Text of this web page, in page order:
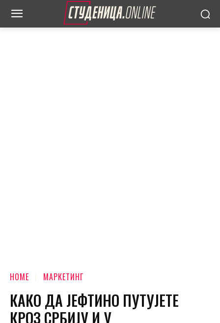
HOME МАРКЕТИНГ
КАКО ДА ЈЕФТИНО ПУТУЈЕТЕ
КРОЗ СРБИЈУ И У